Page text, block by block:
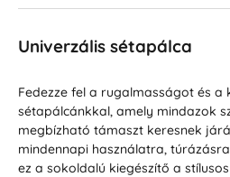
Univerzális sétapálca
Fedezze fel a rugalmasságot és a
sétapálcánkkal, amely mindazok
megbízható támaszt keresnek
mindennapi használatra,
ez a sokoldalú kiegészítő a